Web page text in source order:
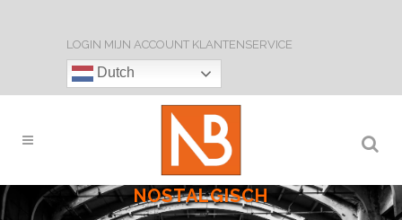
LOGIN MIJN ACCOUNT KLANTENSERVICE
Dutch
NOSTALGISCH